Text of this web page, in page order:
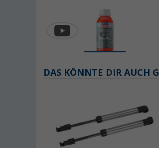
DAS KÖNNTE DIR AUCH